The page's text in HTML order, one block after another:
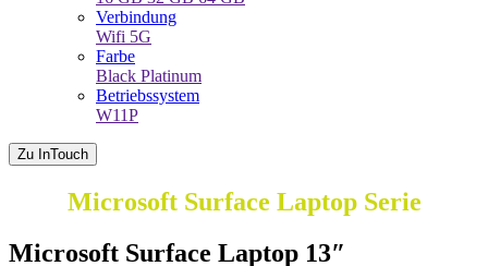
Verbindung
Wifi 5G
Farbe
Black Platinum
Betriebssystem
W11P
Zu InTouch
Microsoft Surface Laptop Serie
Microsoft Surface Laptop 13″